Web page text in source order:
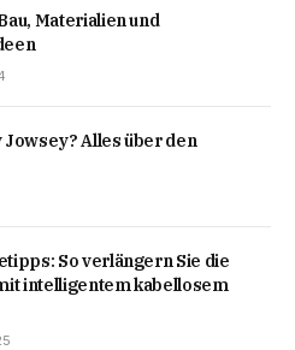
Materialien und
Alles über den
So verlängern Sie die
intelligentem kabellosem